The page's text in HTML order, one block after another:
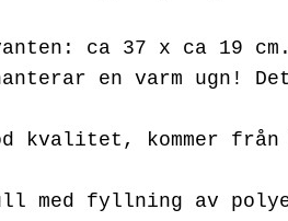
ca 37 x ca 19
en varm ugn!
kvalitet, kommer
med fyllning av